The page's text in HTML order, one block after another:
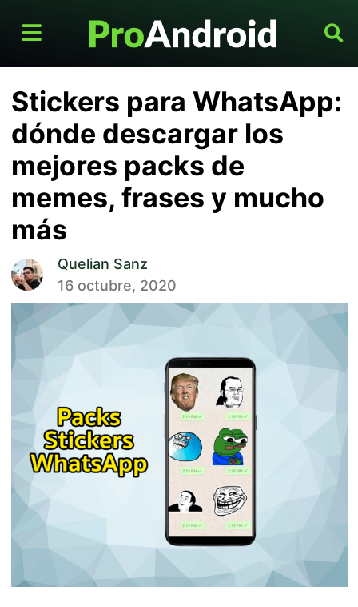
Stickers para WhatsApp:
dónde descargar los
mejores packs de
memes, frases y mucho
más
Quelian Sanz
16 octubre, 2020